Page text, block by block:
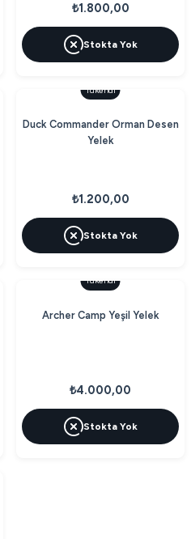
₺1.800,00
Stokta Yok
Tükendi
Duck Commander Orman Desen
Yelek
₺1.200,00
Stokta Yok
Tükendi
Archer Camp Yeşil Yelek
₺4.000,00
Stokta Yok